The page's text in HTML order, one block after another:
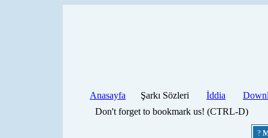
Anasayfa Şarkı Sözleri İddia
Don't forget to bookmark us! (CTRL-D)
?